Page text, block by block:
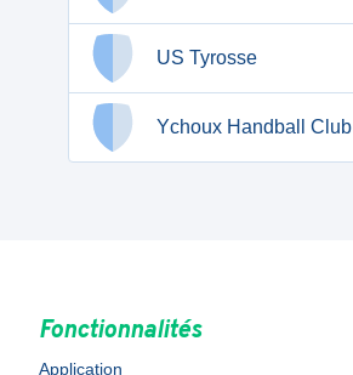
US Tyrosse
Ychoux Handball Club
Fonctionnalités
Application